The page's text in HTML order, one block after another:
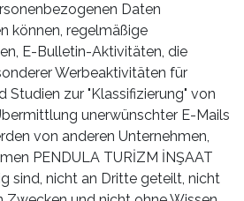
Daten
können, regelmäßige
E-Bulletin-Aktivitäten, die
Werbeaktivitäten für
Studien zur "Klassifizierung" von
unerwünschter E-Mails
von anderen Unternehmen,
PENDULA TURİZM İNŞAAT
sind, nicht an Dritte geteilt, nicht